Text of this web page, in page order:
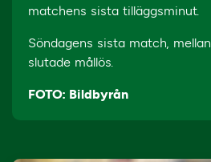
matchens sista tilläggsminut.
Söndagens sista match, mellan
slutade mållös.
FOTO: Bildbyrån